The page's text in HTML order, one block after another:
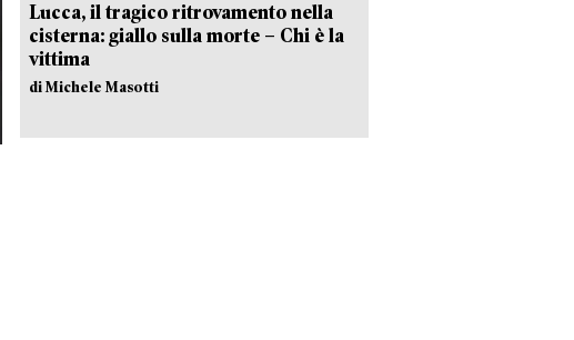
Lucca, il tragico ritrovamento nella
cisterna: giallo sulla morte – Chi è la
vittima
di Michele Masotti